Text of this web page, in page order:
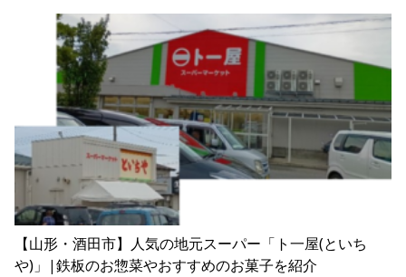
【山形・酒田市】人気の地元スーパー「ト一屋(といち
や)」|鉄板のお惣菜やおすすめのお菓子を紹介